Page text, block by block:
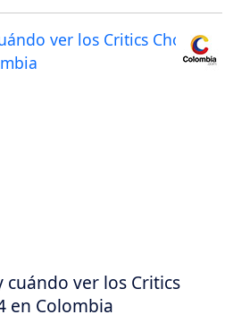
cuándo ver los Critics
en Colombia